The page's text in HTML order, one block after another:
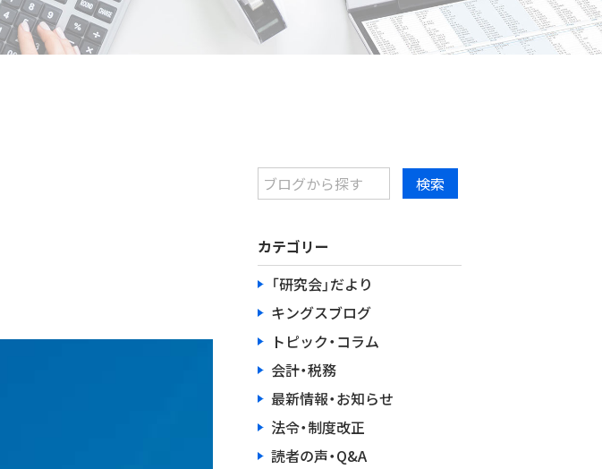
カテゴリー
「研究会」だより
キングスブログ
トピック・コラム
会計・税務
最新情報・お知らせ
法令・制度改正
読者の声・Q&A